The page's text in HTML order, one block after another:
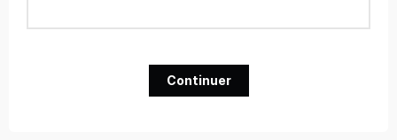
Continuer